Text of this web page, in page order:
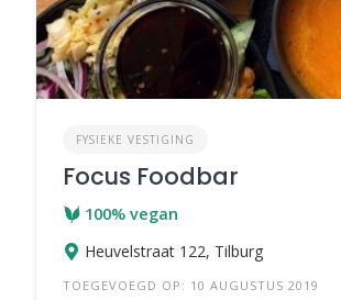
FYSIEKE VESTIGING
Focus Foodbar
100% vegan
Heuvelstraat 122, Tilburg
TOEGEVOEGD OP: 10 AUGUSTUS 2019